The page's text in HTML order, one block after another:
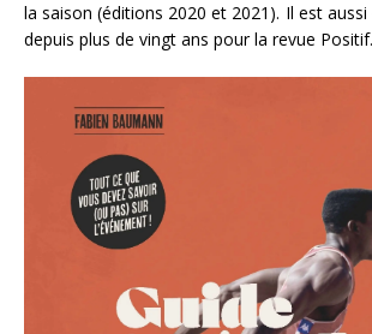
la saison (éditions 2020 et 2021). Il est
depuis plus de vingt ans pour la revue Positif.